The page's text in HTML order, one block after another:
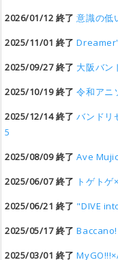
2026/01/12 終了 意識の
2025/11/01 終了
2025/09/27 終了 大阪バン
2025/10/19 終了 令和アニ
2025/12/14 終了 バンドリ
5
2025/08/09 終了 Ave
2025/06/07 終了 トゲトゲ
2025/06/21 終了 "DIVE
2025/05/17 終了
2025/03/01 終了